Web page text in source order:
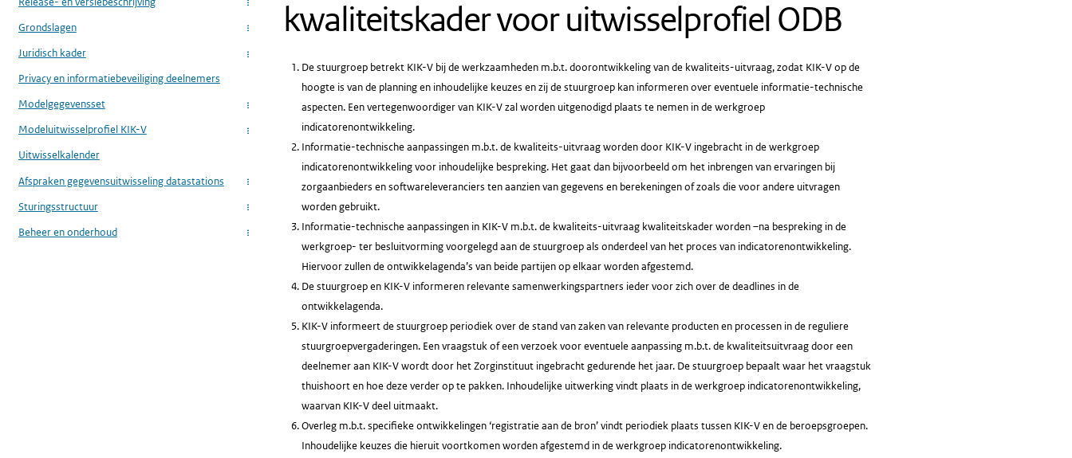
...
Grondslagen ...
Juridisch kader ...
Privacy en informatiebeveiliging deelnemers
Modelgegevensset
...
Modeluitwisselprofiel KIK-V ...
Uitwisselkalender
Afspraken gegevensuitwisseling datastations
...
Sturingsstructuur ...
Beheer en onderhoud ...
kwaliteitskader voor uitwisselprofiel ODB
De stuurgroep betrekt KIK-V bij de werkzaamheden m.b.t. doorontwikkeling van de kwaliteits-uitvraag, zodat KIK-V op de
hoogte is van de planning en inhoudelijke keuzes en zij de stuurgroep kan informeren over eventuele informatie-technische
aspecten. Een vertegenwoordiger van KIK-V zal worden uitgenodigd plaats te nemen in de werkgroep
indicatorenontwikkeling.
Informatie-technische aanpassingen m.b.t. de kwaliteits-uitvraag worden door KIK-V ingebracht in de werkgroep
indicatorenontwikkeling voor inhoudelijke bespreking. Het gaat dan bijvoorbeeld om het inbrengen van ervaringen bij
zorgaanbieders en softwareleveranciers ten aanzien van gegevens en berekeningen of zoals die voor andere uitvragen
worden gebruikt.
Informatie-technische aanpassingen in KIK-V m.b.t. de kwaliteits-uitvraag kwaliteitskader worden –na bespreking in de
werkgroep- ter besluitvorming voorgelegd aan de stuurgroep als onderdeel van het proces van indicatorenontwikkeling.
Hiervoor zullen de ontwikkelagenda’s van beide partijen op elkaar worden afgestemd.
De stuurgroep en KIK-V informeren relevante samenwerkingspartners ieder voor zich over de deadlines in de
ontwikkelagenda.
KIK-V informeert de stuurgroep periodiek over de stand van zaken van relevante producten en processen in de reguliere
stuurgroepvergaderingen. Een vraagstuk of een verzoek voor eventuele aanpassing m.b.t. de kwaliteitsuitvraag door een
deelnemer aan KIK-V wordt door het Zorginstituut ingebracht gedurende het jaar. De stuurgroep bepaalt waar het vraagstuk
thuishoort en hoe deze verder op te pakken. Inhoudelijke uitwerking vindt plaats in de werkgroep indicatorenontwikkeling,
waarvan KIK-V deel uitmaakt.
Overleg m.b.t. specifieke ontwikkelingen ‘registratie aan de bron’ vindt periodiek plaats tussen KIK-V en de beroepsgroepen.
Inhoudelijke keuzes die hieruit voortkomen worden afgestemd in de werkgroep indicatorenontwikkeling.